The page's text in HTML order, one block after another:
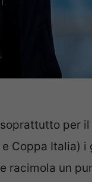
per
Coppa Italia)
racimola un